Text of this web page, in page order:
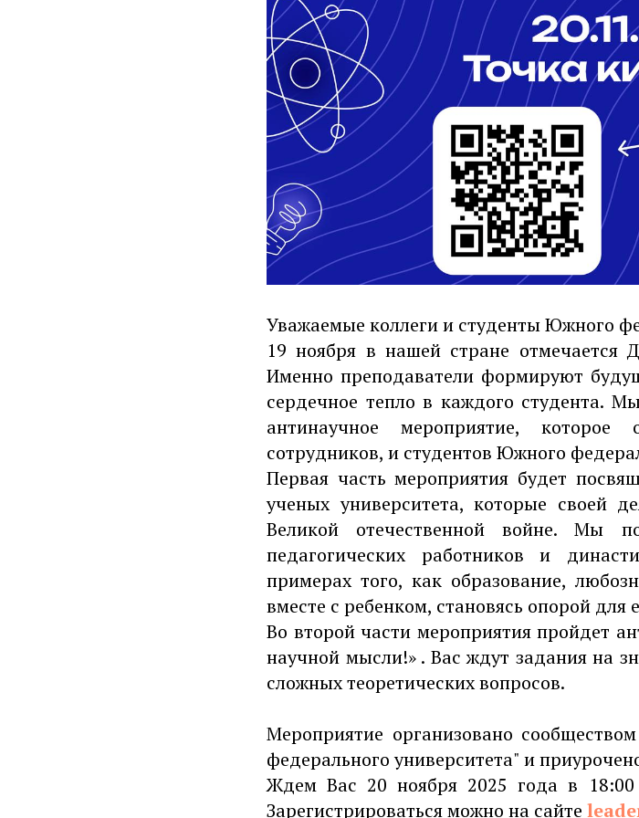
Уважаемые коллеги и студенты Южного
19 ноября в нашей стране отмечается
Именно преподаватели формируют
сердечное тепло в каждого студента.
антинаучное мероприятие,
сотрудников, и студентов Южного
Первая часть мероприятия будет
ученых университета, которые своей
Великой отечественной войне. Мы
педагогических работников и
примерах того, как образование,
вместе с ребенком, становясь опорой для
Во второй части мероприятия пройдет
научной мысли!» . Вас ждут задания на
сложных теоретических вопросов.
Мероприятие организовано
федерального университета" и
Ждем Вас 20 ноября 2025 года в
Зарегистрироваться можно на сайте